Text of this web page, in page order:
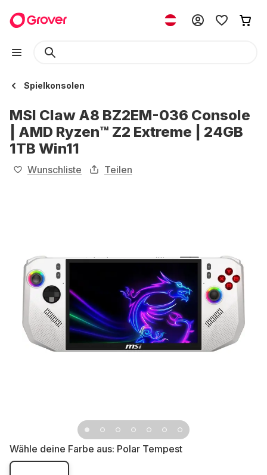
Spielkonsolen
MSI Claw A8 BZ2EM-036 Console
| AMD Ryzen™ Z2 Extreme | 24GB
1TB Win11
Wunschliste Teilen
Wähle deine Farbe aus: Polar Tempest